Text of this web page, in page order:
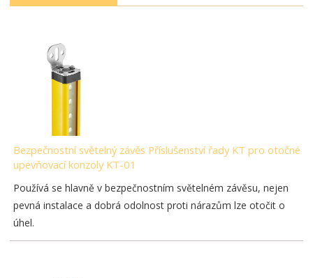
Bezpečnostní světelný závěs Příslušenství řady KT pro otočné
upevňovací konzoly KT-01
Používá se hlavně v bezpečnostním světelném závěsu, nejen
pevná instalace a dobrá odolnost proti nárazům lze otočit o
úhel.